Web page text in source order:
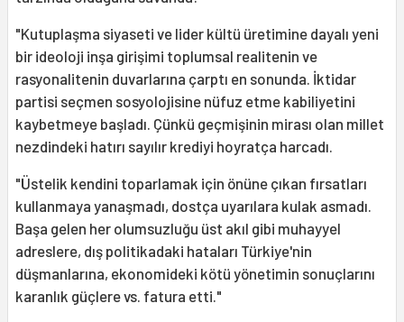
"Kutuplaşma siyaseti ve lider kültü üretimine dayalı yeni
bir ideoloji inşa girişimi toplumsal realitenin ve
rasyonalitenin duvarlarına çarptı en sonunda. İktidar
partisi seçmen sosyolojisine nüfuz etme kabiliyetini
kaybetmeye başladı. Çünkü geçmişinin mirası olan millet
nezdindeki hatırı sayılır krediyi hoyratça harcadı.
"Üstelik kendini toparlamak için önüne çıkan fırsatları
kullanmaya yanaşmadı, dostça uyarılara kulak asmadı.
Başa gelen her olumsuzluğu üst akıl gibi muhayyel
adreslere, dış politikadaki hataları Türkiye'nin
düşmanlarına, ekonomideki kötü yönetimin sonuçlarını
karanlık güçlere vs. fatura etti."